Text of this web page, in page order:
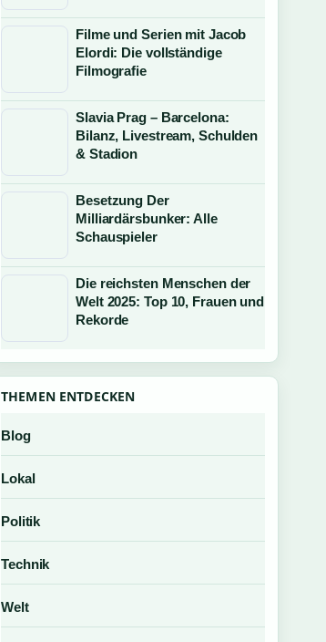
Filme und Serien mit Jacob
Elordi: Die vollständige
Filmografie
Slavia Prag – Barcelona:
Bilanz, Livestream, Schulden
& Stadion
Besetzung Der
Milliardärsbunker: Alle
Schauspieler
Die reichsten Menschen der
Welt 2025: Top 10, Frauen und
Rekorde
THEMEN ENTDECKEN
Blog
Lokal
Politik
Technik
Welt